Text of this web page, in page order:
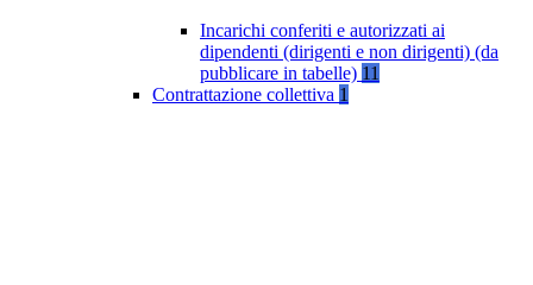
Incarichi conferiti e autorizzati ai
dipendenti (dirigenti e non dirigenti) (da
pubblicare in tabelle) 11
Contrattazione collettiva 1